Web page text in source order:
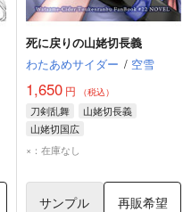
死に戻りの山姥切長義
わたあめサイダー / 空雪
1,650円 （税込）
刀剣乱舞
山姥切長義
山姥切国広
×：在庫なし
サンプル 再販希望